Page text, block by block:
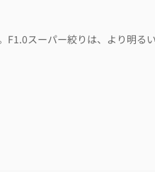
スーパー絞りは、より明る